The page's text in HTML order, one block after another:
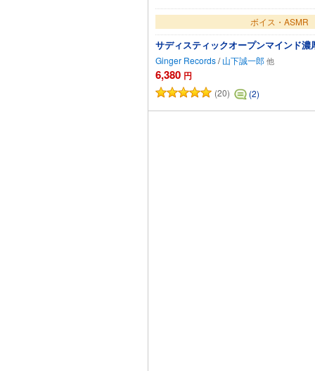
ボイス・ASMR
サディスティックオープンマインド
Ginger Records/ 山下誠一郎
6,380 円
(20) (2)